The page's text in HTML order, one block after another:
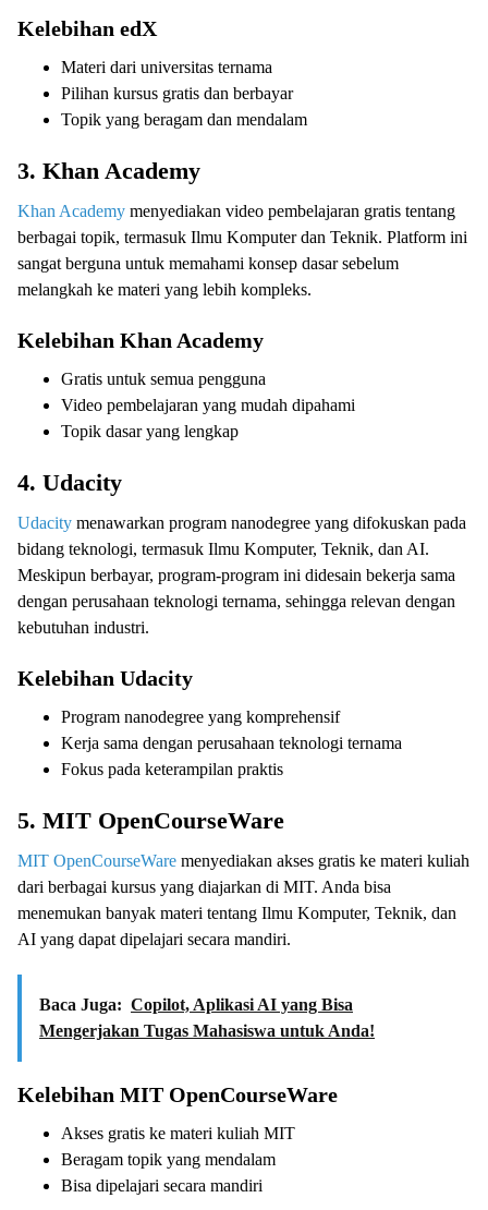
Kelebihan edX
Materi dari universitas ternama
Pilihan kursus gratis dan berbayar
Topik yang beragam dan mendalam
3. Khan Academy
Khan Academy menyediakan video pembelajaran gratis tentang
berbagai topik, termasuk Ilmu Komputer dan Teknik. Platform ini
sangat berguna untuk memahami konsep dasar sebelum
melangkah ke materi yang lebih kompleks.
Kelebihan Khan Academy
Gratis untuk semua pengguna
Video pembelajaran yang mudah dipahami
Topik dasar yang lengkap
4. Udacity
Udacity menawarkan program nanodegree yang difokuskan pada
bidang teknologi, termasuk Ilmu Komputer, Teknik, dan AI.
Meskipun berbayar, program-program ini didesain bekerja sama
dengan perusahaan teknologi ternama, sehingga relevan dengan
kebutuhan industri.
Kelebihan Udacity
Program nanodegree yang komprehensif
Kerja sama dengan perusahaan teknologi ternama
Fokus pada keterampilan praktis
5. MIT OpenCourseWare
MIT OpenCourseWare menyediakan akses gratis ke materi kuliah
dari berbagai kursus yang diajarkan di MIT. Anda bisa
menemukan banyak materi tentang Ilmu Komputer, Teknik, dan
AI yang dapat dipelajari secara mandiri.
Baca Juga: Copilot, Aplikasi AI yang Bisa
Mengerjakan Tugas Mahasiswa untuk Anda!
Kelebihan MIT OpenCourseWare
Akses gratis ke materi kuliah MIT
Beragam topik yang mendalam
Bisa dipelajari secara mandiri